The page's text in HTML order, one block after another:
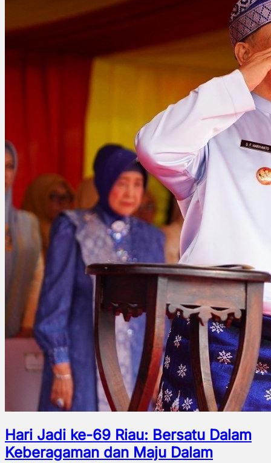
Hari Jadi ke-69 Riau: Bersatu Dalam
Keberagaman dan Maju Dalam